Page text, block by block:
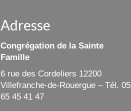
Adresse
Congrégation de la Sainte
Famille
6 rue des Cordeliers 12200
Villefranche-de-Rouergue – Tél. 05
65 45 41 47